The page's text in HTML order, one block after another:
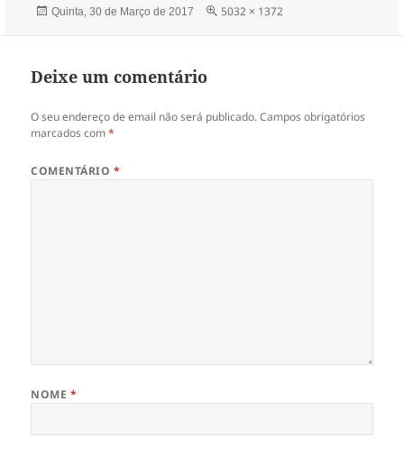
Publicado
Quinta, 30 de Março de 2017
Tamanho
5032 × 1372
Deixe um comentário
O seu endereço de email não será publicado. Campos obrigatórios
marcados com*
COMENTÁRIO *
NOME *